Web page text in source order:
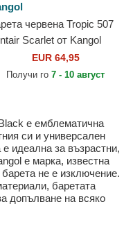
червена Tropic 507
Scarlet от Kangol
EUR 64,95
Получи го 7 - 10 август
е емблематична
си и универсален
идеална за възрастни,
е марка, известна
не е изключение.
баретата
допълване на всяко